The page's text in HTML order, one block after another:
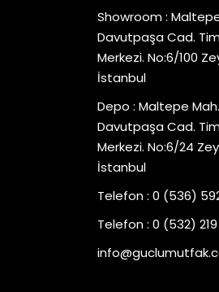
Showroom :
Davutpaşa Cad. Tim
Merkezi. No:6/100
İstanbul
Depo : Maltepe Mah.
Davutpaşa Cad. Tim
Merkezi. No:6/24
İstanbul
Telefon : 0 (536)
Telefon : 0 (532) 219